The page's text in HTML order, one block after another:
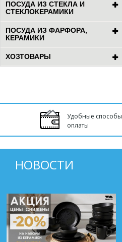
ПОСУДА ИЗ СТЕКЛА И
СТЕКЛОКЕРАМИКИ
ПОСУДА ИЗ ФАРФОРА,
КЕРАМИКИ
ХОЗТОВАРЫ
Удобные способы
оплаты
НОВОСТИ